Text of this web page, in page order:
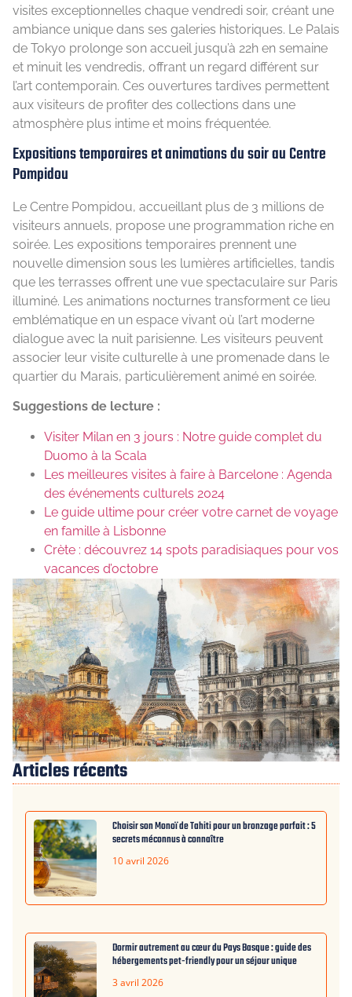
visites exceptionnelles chaque vendredi soir, créant une
ambiance unique dans ses galeries historiques. Le Palais
de Tokyo prolonge son accueil jusqu’à 22h en semaine
et minuit les vendredis, offrant un regard différent sur
l’art contemporain. Ces ouvertures tardives permettent
aux visiteurs de profiter des collections dans une
atmosphère plus intime et moins fréquentée.
Expositions temporaires et animations du soir au Centre
Pompidou
Le Centre Pompidou, accueillant plus de 3 millions de
visiteurs annuels, propose une programmation riche en
soirée. Les expositions temporaires prennent une
nouvelle dimension sous les lumières artificielles, tandis
que les terrasses offrent une vue spectaculaire sur Paris
illuminé. Les animations nocturnes transforment ce lieu
emblématique en un espace vivant où l’art moderne
dialogue avec la nuit parisienne. Les visiteurs peuvent
associer leur visite culturelle à une promenade dans le
quartier du Marais, particulièrement animé en soirée.
Suggestions de lecture :
Visiter Milan en 3 jours : Notre guide complet du
Duomo à la Scala
Les meilleures visites à faire à Barcelone : Agenda
des événements culturels 2024
Le guide ultime pour créer votre carnet de voyage
en famille à Lisbonne
Crète : découvrez 14 spots paradisiaques pour vos
vacances d’octobre
Articles récents
Choisir son Monoï de Tahiti pour un bronzage parfait : 5
secrets méconnus à connaître
10 avril 2026
Dormir autrement au cœur du Pays Basque : guide des
hébergements pet-friendly pour un séjour unique
3 avril 2026